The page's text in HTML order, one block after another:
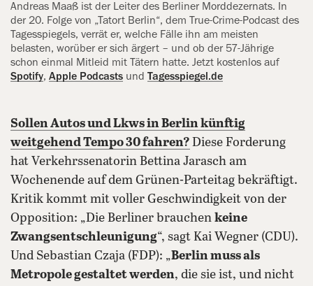
Andreas Maaß ist der Leiter des Berliner Morddezernats. In
der 20. Folge von „Tatort Berlin“, dem True-Crime-Podcast des
Tagesspiegels, verrät er, welche Fälle ihn am meisten
belasten, worüber er sich ärgert – und ob der 57-Jährige
schon einmal Mitleid mit Tätern hatte. Jetzt kostenlos auf
Spotify, ‍Apple Podcasts und Tagesspiegel.de
Sollen Autos und Lkws in Berlin künftig
weitgehend Tempo 30 fahren? Diese Forderung
hat Verkehrssenatorin Bettina Jarasch am
Wochenende auf dem Grünen-Parteitag bekräftigt.
Kritik kommt mit voller Geschwindigkeit von der
Opposition: „Die Berliner brauchen keine
Zwangsentschleunigung“, sagt Kai Wegner (CDU).
Und Sebastian Czaja (FDP): „Berlin muss als
Metropole gestaltet werden, die sie ist, und nicht